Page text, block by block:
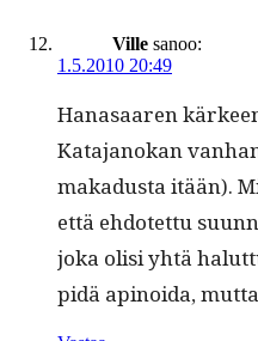
Ville sanoo:
1.5.2010 20:49
Hanasaaren
Kata­janokan
makadus­ta itään).
että ehdotet­tu
joka olisi yhtä
pidä apinoi­da,